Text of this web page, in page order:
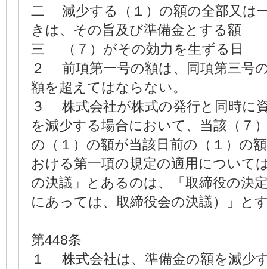
二 減少する（１）の額の全部又は
きは、その旨及び準備金とする額
三 （７）がその効力を生ずる日
２ 前項第一号の額は、同項第三号
額を超えてはならない。
３ 株式会社が株式の発行と同時
を減少する場合において、当該（７
の（１）の額が当該日前の（１）の
おける第一項の規定の適用について
の決議」とあるのは、「取締役の決
にあっては、取締役会の決議）」と
第448条
１ 株式会社は、準備金の額を減